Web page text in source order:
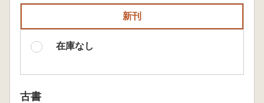
新刊
在庫なし
古書